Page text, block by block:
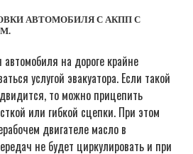
АВТОМОБИЛЯ С АКПП С
автомобиля на дороге крайне
услугой эвакуатора. Если такой
то можно прицепить
или гибкой сцепки. При этом
двигателе масло в
не будет циркулировать и при